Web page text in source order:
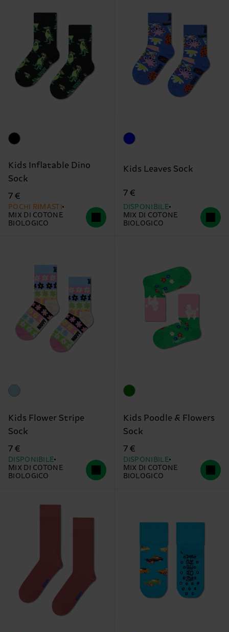
Kids Inflatable Dino
Sock
7 €
POCHI RIMASTI
MIX DI COTONE
BIOLOGICO
Kids Leaves Sock
7 €
DISPONIBILE
MIX DI COTONE
BIOLOGICO
Kids Flower Stripe
Sock
7 €
DISPONIBILE
MIX DI COTONE
BIOLOGICO
Kids Poodle & Flowers
Sock
7 €
DISPONIBILE
MIX DI COTONE
BIOLOGICO